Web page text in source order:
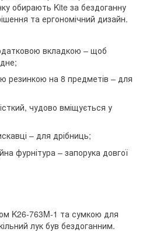
обирають Kite за бездоганну
та ергономічний дизайн.
вкладкою – щоб
резинкою на 8 предметів – для
чудово вміщується у
– для дрібниць;
фурнітура – запорука довгої
K26-763M-1 та сумкою для
лук був бездоганним.